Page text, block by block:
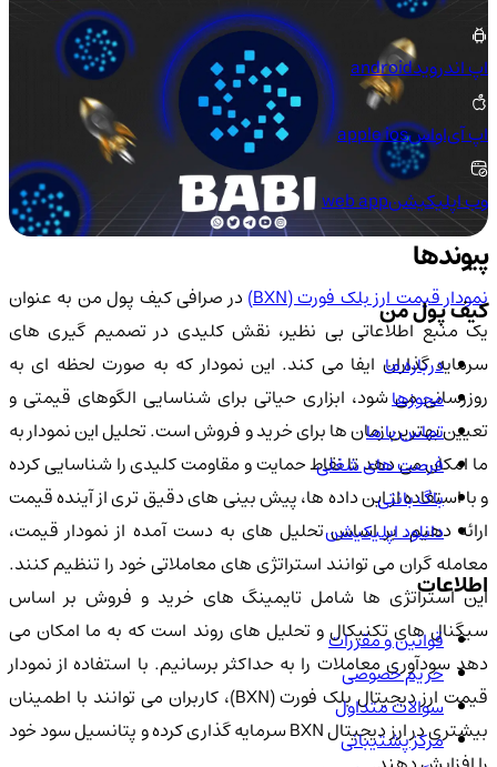
نمودار قیمت ارز بلک فورت (BXN)
در صرافی کیف پول من به عنوان
یک منبع اطلاعاتی بی نظیر، نقش کلیدی در تصمیم گیری های
سرمایه گذاران ایفا می کند. این نمودار که به صورت لحظه ای به
روزرسانی می شود، ابزاری حیاتی برای شناسایی الگوهای قیمتی و
تعیین بهترین زمان ها برای خرید و فروش است. تحلیل این نمودار به
ما امکان می دهد تا نقاط حمایت و مقاومت کلیدی را شناسایی کرده
و با استفاده از این داده ها، پیش بینی های دقیق تری از آینده قیمت
ارائه دهیم. بر اساس تحلیل های به دست آمده از نمودار قیمت،
معامله گران می توانند استراتژی های معاملاتی خود را تنظیم کنند.
این استراتژی ها شامل تایمینگ های خرید و فروش بر اساس
سیگنال های تکنیکال و تحلیل های روند است که به ما امکان می
دهد سودآوری معاملات را به حداکثر برسانیم. با استفاده از نمودار
قیمت ارز دیجیتال بلک فورت (BXN)، کاربران می توانند با اطمینان
بیشتری در ارز دیجیتال BXN سرمایه گذاری کرده و پتانسیل سود خود
اپ اندرویدandroid
اپ آی‌او‌اسapple ios
وب اپلیکیشنweb app
پیوندها
کیف پول من
درباره ما
مجوزها
تماس با ما
فرصت های شغلی
باگ بانتی
دانلود اپلیکیشن
اطلاعات
قوانین و مقررات
حریم خصوصی
سوالات متداول
مرکز پشتیبانی